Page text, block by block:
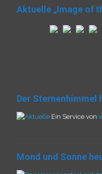
Aktuelle „Image of
Der Sternenhimmel
Ein Service von
Mond und Sonne